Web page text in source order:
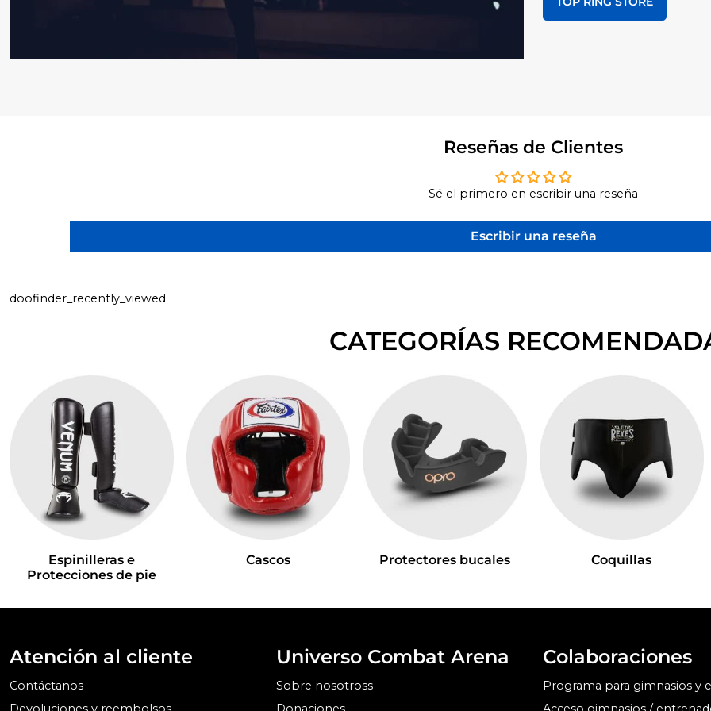
Reseñas de Clientes
Sé el primero en escribir una reseña
Escribir una reseña
doofinder_recently_viewed
CATEGORÍAS
Espinilleras e
Protecciones de pie
Cascos Protectores bucales Coquillas
Atención al cliente
Contáctanos
Universo Combat Arena
Sobre nosotross
Colaboraciones
Programa para gimnasios y